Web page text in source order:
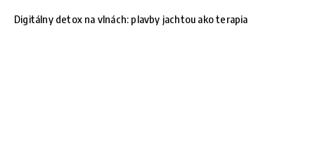
Digitálny detox na vlnách: plavby jachtou ako terapia